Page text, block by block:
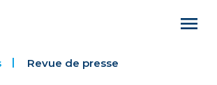
Revue de presse